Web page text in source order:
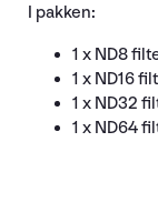
I pakken:
1 x ND8
1 x ND16
1 x ND32
1 x ND64